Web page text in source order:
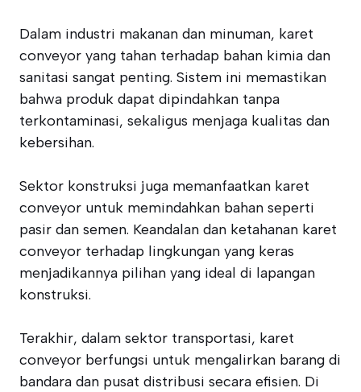
Dalam industri makanan dan minuman, karet
conveyor yang tahan terhadap bahan kimia dan
sanitasi sangat penting. Sistem ini memastikan
bahwa produk dapat dipindahkan tanpa
terkontaminasi, sekaligus menjaga kualitas dan
kebersihan.
Sektor konstruksi juga memanfaatkan karet
conveyor untuk memindahkan bahan seperti
pasir dan semen. Keandalan dan ketahanan karet
conveyor terhadap lingkungan yang keras
menjadikannya pilihan yang ideal di lapangan
konstruksi.
Terakhir, dalam sektor transportasi, karet
conveyor berfungsi untuk mengalirkan barang di
bandara dan pusat distribusi secara efisien. Di